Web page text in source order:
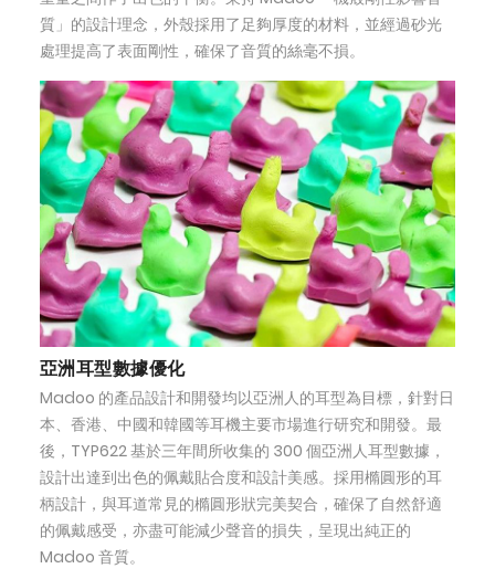
質」的設計理念，外殼採用了足夠厚度的材料，並經過砂光
處理提高了表面剛性，確保了音質的絲毫不損。
亞洲耳型數據優化
Madoo 的產品設計和開發均以亞洲人的耳型為目標，針對日
本、香港、中國和韓國等耳機主要市場進行研究和開發。最
後，TYP622 基於三年間所收集的 300 個亞洲人耳型數據，
設計出達到出色的佩戴貼合度和設計美感。採用橢圓形的耳
柄設計，與耳道常見的橢圓形狀完美契合，確保了自然舒適
的佩戴感受，亦盡可能減少聲音的損失，呈現出純正的
Madoo 音質。